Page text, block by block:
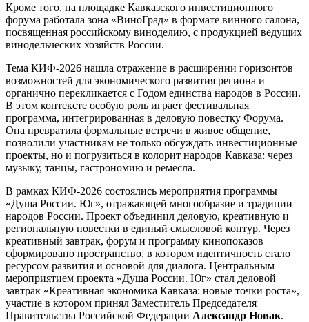
Кроме того, на площадке Кавказского инвестиционного
форума работала зона «ВиноГрад» в формате винного салона,
посвященная российскому виноделию, с продукцией ведущих
винодельческих хозяйств России.
Тема КИФ-2026 нашла отражение в расширении горизонтов
возможностей для экономического развития региона и
органично перекликается с Годом единства народов в России.
В этом контексте особую роль играет фестивальная
программа, интегрированная в деловую повестку Форума.
Она превратила формальные встречи в живое общение,
позволили участникам не только обсуждать инвестиционные
проекты, но и погрузиться в колорит народов Кавказа: через
музыку, танцы, гастрономию и ремесла.
В рамках КИФ-2026 состоялись мероприятия программы
«Душа России. Юг», отражающей многообразие и традиции
народов России. Проект объединил деловую, креативную и
региональную повестки в единый смысловой контур. Через
креативный завтрак, форум и программу кинопоказов
сформировано пространство, в котором идентичность стало
ресурсом развития и основой для диалога. Центральным
мероприятием проекта «Душа России. Юг» стал деловой
завтрак «Креативная экономика Кавказа: новые точки роста»,
участие в котором принял Заместитель Председателя
Правительства Российской Федерации Александр Новак.